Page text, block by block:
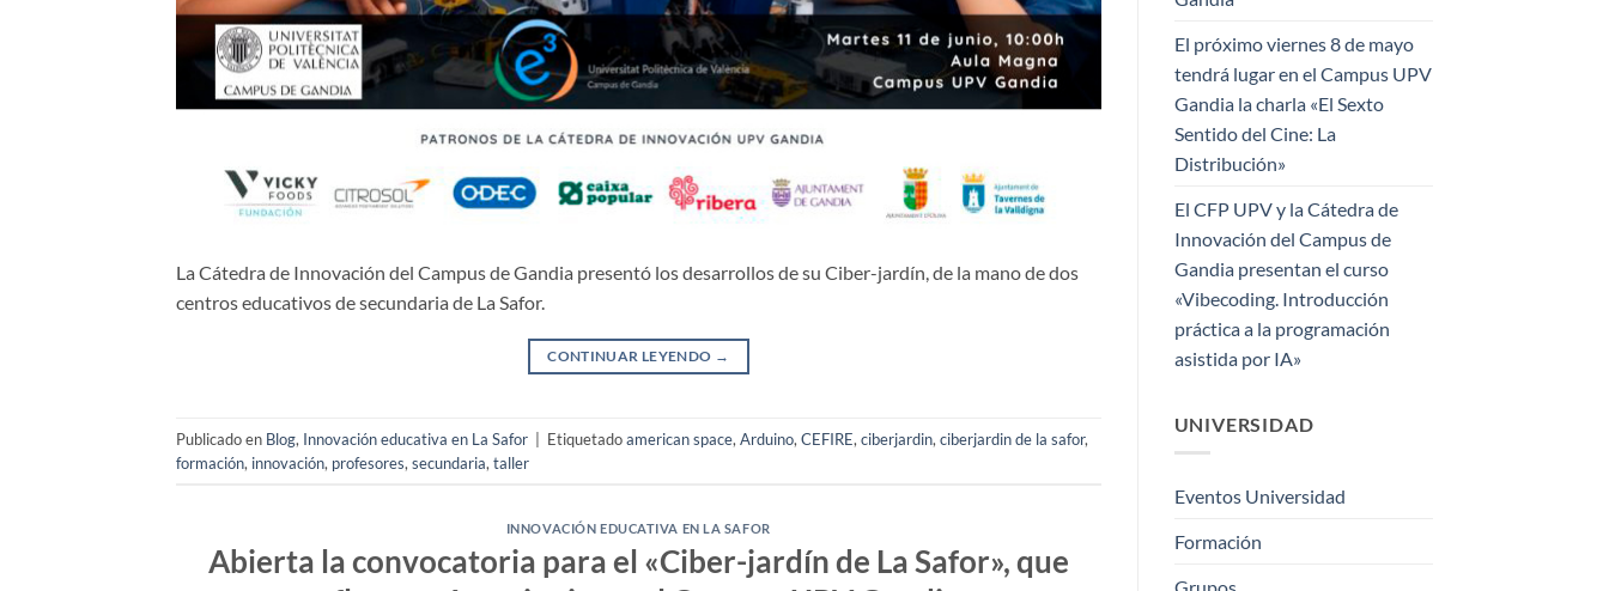
La Cátedra de Innovación del Campus de Gandia presentó los desarrollos de su Ciber-jardín, de la mano de dos
centros educativos de secundaria de La Safor.
CONTINUAR LEYENDO →
Publicado en Blog, Innovación educativa en La Safor Etiquetadoamerican space, Arduino, CEFIRE, ciberjardin, ciberjardin de la safor,
formación, innovación, profesores, secundaria, taller
INNOVACIÓN EDUCATIVA EN LA SAFOR
Abierta la convocatoria para el «Ciber-jardín de La Safor», que
El próximo viernes 8 de mayo
tendrá lugar en el Campus UPV
Gandia la charla «El Sexto
Sentido del Cine: La
Distribución»
El CFP UPV y la Cátedra de
Innovación del Campus de
Gandia presentan el curso
«Vibecoding. Introducción
práctica a la programación
asistida por IA»
UNIVERSIDAD
Eventos Universidad
Formación